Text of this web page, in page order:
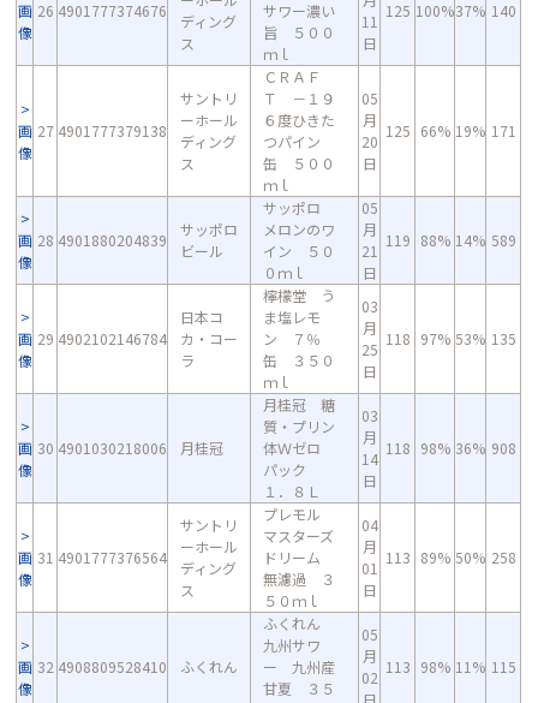
画
像
26 4901777374676
ディング
ス
サワー濃い
旨 ５００
ｍｌ
11
日
125 100%37% 140
画
像
27 4901777379138
サントリ
ーホール
ディング
ス
ＣＲＡＦ
Ｔ －１９
６度ひきた
つパイン
缶 ５００
ｍｌ
05
月
20
日
125 66% 19% 171
画
像
28 4901880204839
サッポロ
ビール
サッポロ
メロンのワ
イン ５０
０ｍｌ
05
月
21
日
119 88% 14% 589
画
像
29 4902102146784
日本コ
カ・コー
ラ
檸檬堂 う
ま塩レモ
ン ７％
缶 ３５０
ｍｌ
03
月
25
日
118 97% 53% 135
画
像
30 4901030218006 月桂冠
月桂冠 糖
質・プリン
体Ｗゼロ
パック
１．８Ｌ
03
月
14
日
118 98% 36% 908
画
像
31 4901777376564
サントリ
ーホール
ディング
ス
プレモル
マスターズ
ドリーム
無濾過 ３
５０ｍｌ
04
月
01
日
113 89% 50% 258
画
像
32 4908809528410 ふくれん
ふくれん
九州サワ
ー 九州産
甘夏 ３５
05
月
02
日
113 98% 11% 115